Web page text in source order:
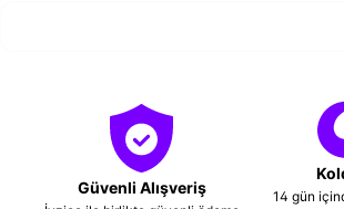
Güvenli Alışveriş
14 gün